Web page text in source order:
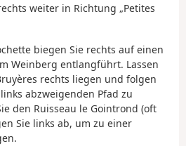
weiter in Richtung „Petites
biegen Sie rechts auf einen
Weinberg entlangführt. Lassen
rechts liegen und folgen
abzweigenden Pfad zu
den Ruisseau le Gointrond (oft
Sie links ab, um zu einer